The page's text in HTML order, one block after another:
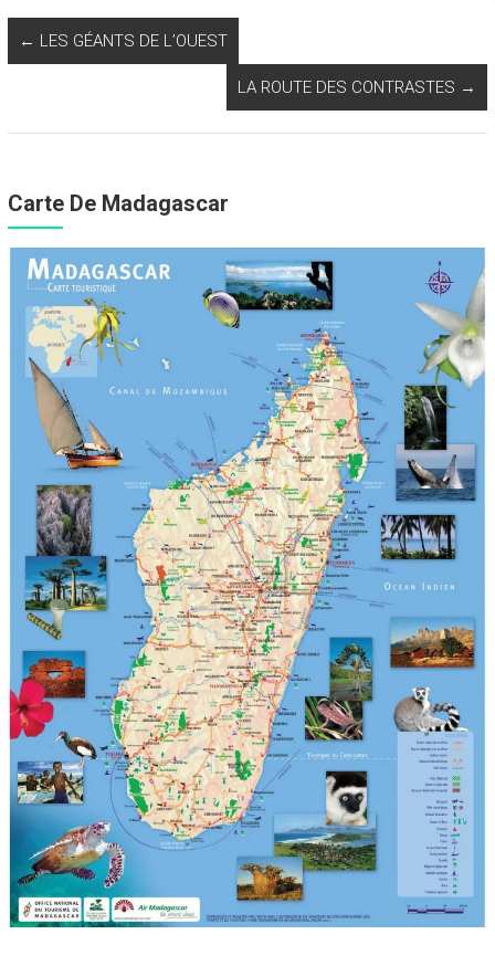
← LES GÉANTS DE L’OUEST
LA ROUTE DES CONTRASTES →
Carte De Madagascar